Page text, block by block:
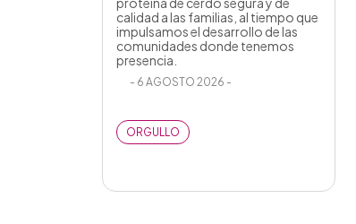
calidad a las familias, al tiempo que
impulsamos el desarrollo de las
comunidades donde tenemos
presencia.
- 6 AGOSTO 2026 -
ORGULLO